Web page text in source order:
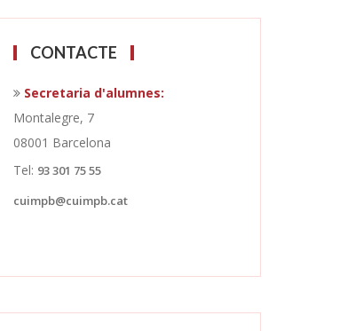
CONTACTE
Secretaria d'alumnes:
Montalegre, 7
08001 Barcelona
Tel: 93 301 75 55
cuimpb@cuimpb.cat